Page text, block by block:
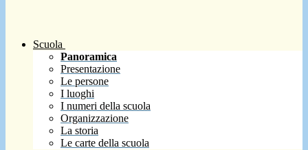
Scuola
Panoramica
Presentazione
Le persone
I luoghi
I numeri della scuola
Organizzazione
La storia
Le carte della scuola